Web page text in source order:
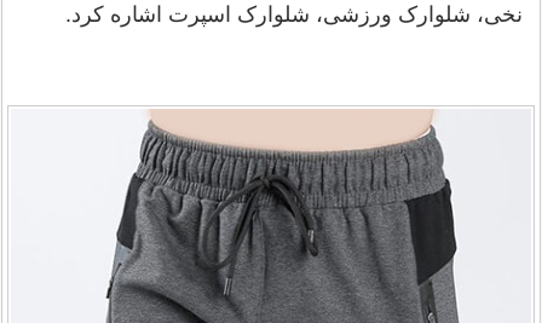
نخی، شلوارک ورزشی، شلوارک اسپرت اشاره کرد.